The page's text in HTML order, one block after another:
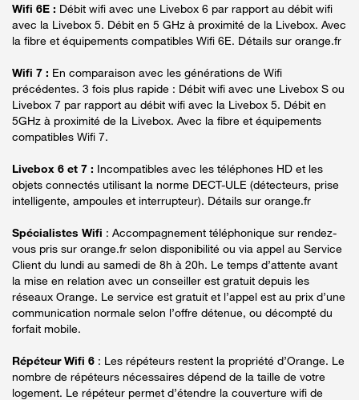
Wifi 6E : Débit wifi avec une Livebox 6 par rapport au débit wifi
avec la Livebox 5. Débit en 5 GHz à proximité de la Livebox. Avec
la fibre et équipements compatibles Wifi 6E. Détails sur orange.fr
Wifi 7 : En comparaison avec les générations de Wifi
précédentes. 3 fois plus rapide : Débit wifi avec une Livebox S ou
Livebox 7 par rapport au débit wifi avec la Livebox 5. Débit en
5GHz à proximité de la Livebox. Avec la fibre et équipements
compatibles Wifi 7.
Livebox 6 et 7 : Incompatibles avec les téléphones HD et les
objets connectés utilisant la norme DECT-ULE (détecteurs, prise
intelligente, ampoules et interrupteur). Détails sur orange.fr
Spécialistes Wifi : Accompagnement téléphonique sur rendez-
vous pris sur orange.fr selon disponibilité ou via appel au Service
Client du lundi au samedi de 8h à 20h. Le temps d’attente avant
la mise en relation avec un conseiller est gratuit depuis les
réseaux Orange. Le service est gratuit et l’appel est au prix d’une
communication normale selon l’offre détenue, ou décompté du
forfait mobile.
Répéteur Wifi 6 : Les répéteurs restent la propriété d’Orange. Le
nombre de répéteurs nécessaires dépend de la taille de votre
logement. Le répéteur permet d’étendre la couverture wifi de